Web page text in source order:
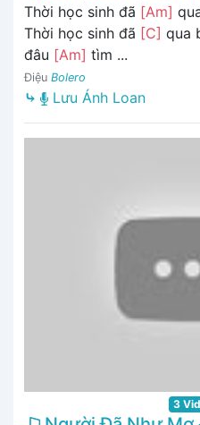
Thời học sinh đã [Am]
Thời học sinh đã [C] qua
đâu [Am] tìm ...
Điệu Bolero
⤷ Lưu Ánh Loan
3